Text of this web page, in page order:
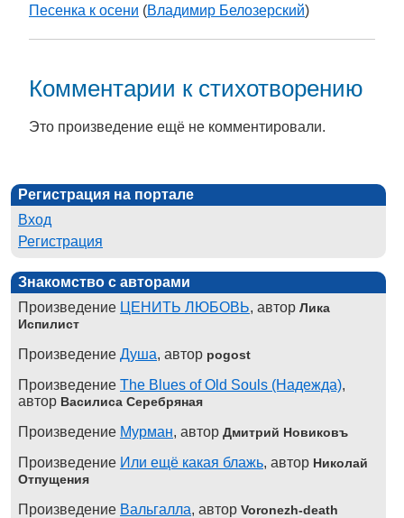
Песенка к осени (Владимир Белозерский)
Комментарии к стихотворению
Это произведение ещё не комментировали.
Регистрация на портале
Вход
Регистрация
Знакомство с авторами
Произведение ЦЕНИТЬ ЛЮБОВЬ, автор Лика
Испилист
Произведение Душа, автор pogost
Произведение The Blues of Old Souls (Надежда),
автор Василиса Серебряная
Произведение Мурман, автор Дмитрий Новиковъ
Произведение Или ещё какая блажь, автор Николай
Отпущения
Произведение Вальгалла, автор Voronezh-death